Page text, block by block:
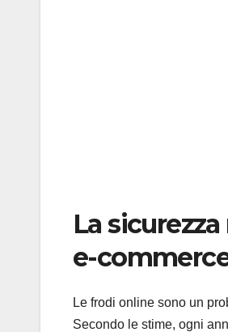
La
e-
Le frodi online sono un
Secondo le stime, ogni